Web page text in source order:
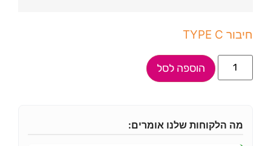
חיבור TYPE C
הוספה לסל
מה הלקוחות שלנו אומרים: